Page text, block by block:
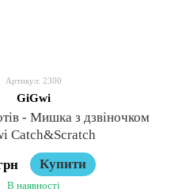
Артикул: 2300
GiGwi
- Мишка з дзвіночком
Catch&Scratch
Купити
В наявності